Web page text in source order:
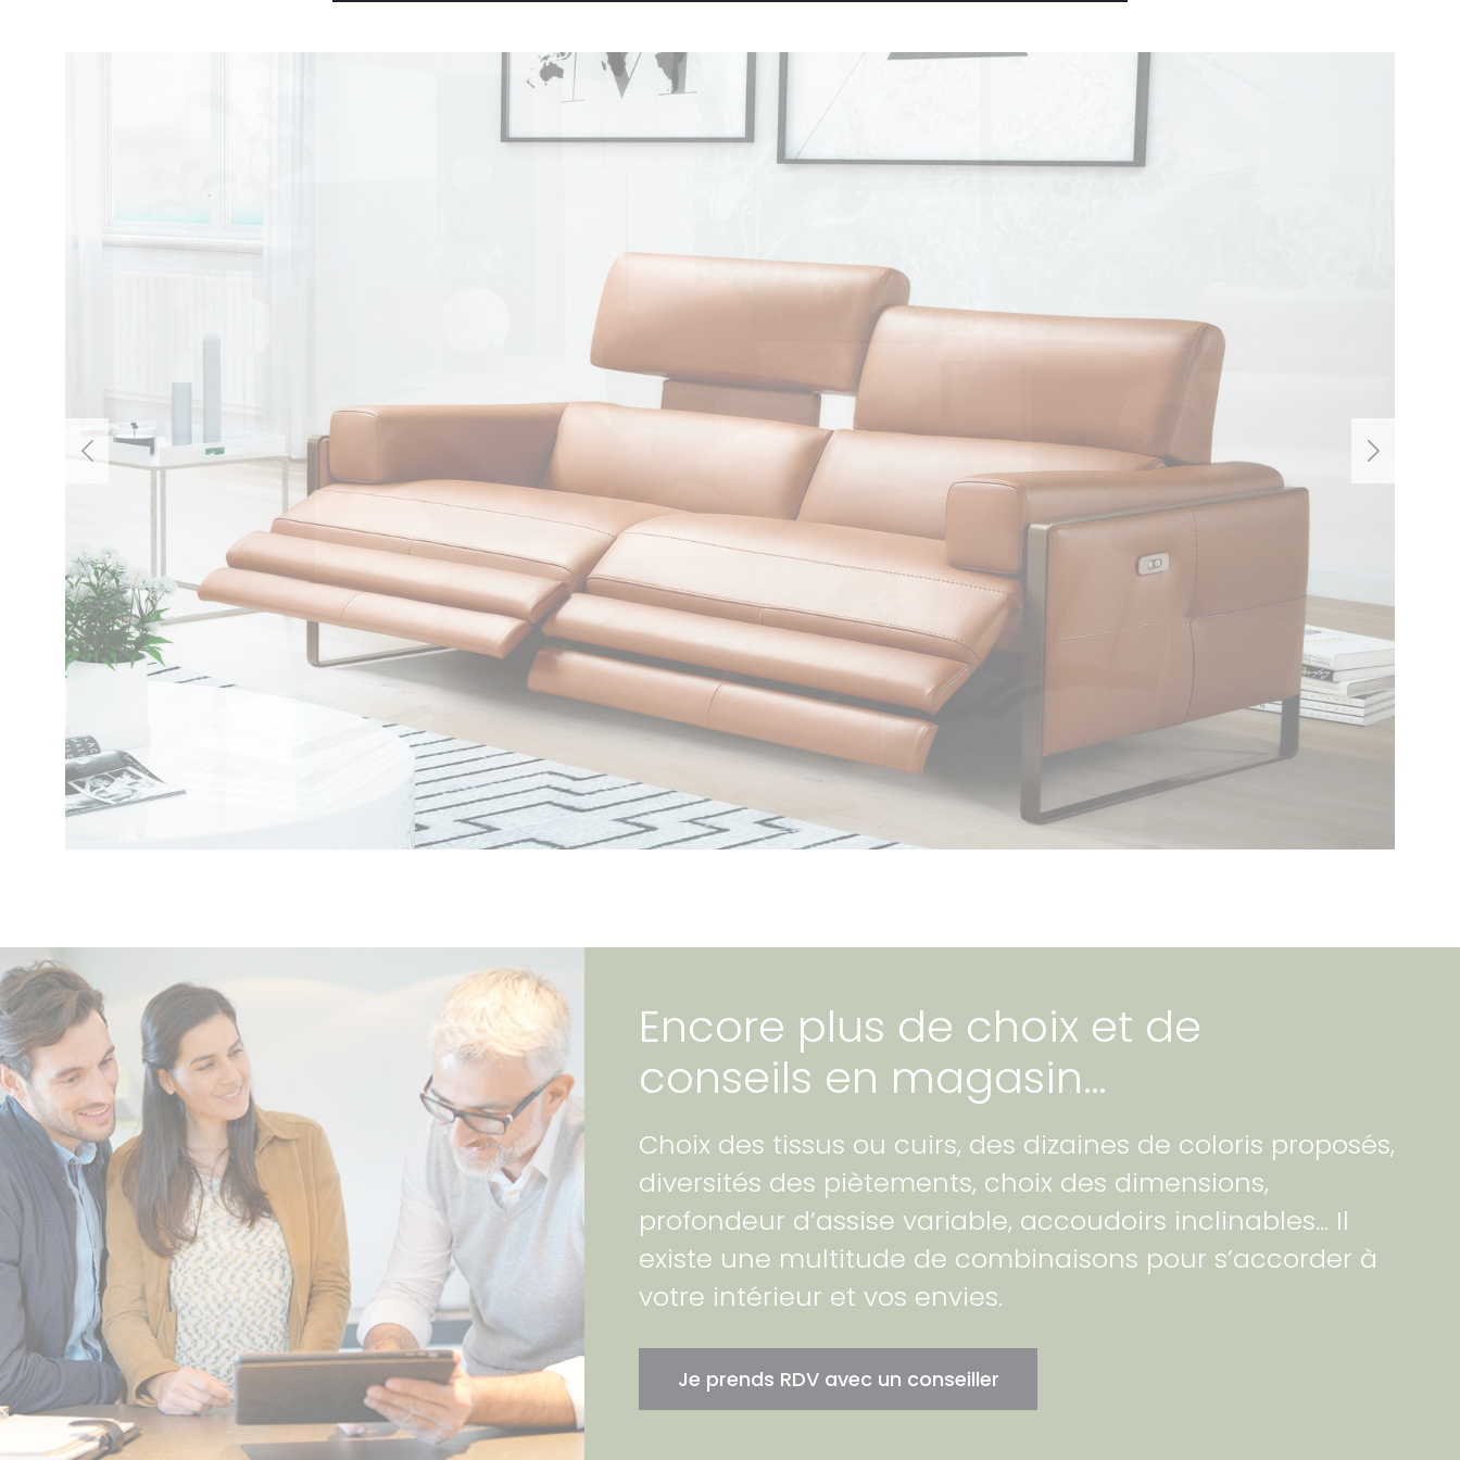
Encore plus de choix et de
conseils en magasin…
Choix des tissus ou cuirs, des dizaines de coloris proposés,
diversités des piètements, choix des dimensions,
profondeur d’assise variable, accoudoirs inclinables… Il
existe une multitude de combinaisons pour s’accorder à
votre intérieur et vos envies.
Je prends RDV avec un conseiller